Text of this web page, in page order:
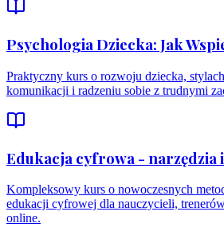
Psychologia Dziecka: Jak
Praktyczny kurs o rozwoju dziecka,
komunikacji i radzeniu sobie z trudnymi
Edukacja cyfrowa - narzędzia
Kompleksowy kurs o nowoczesnych
edukacji cyfrowej dla nauczycieli,
online.